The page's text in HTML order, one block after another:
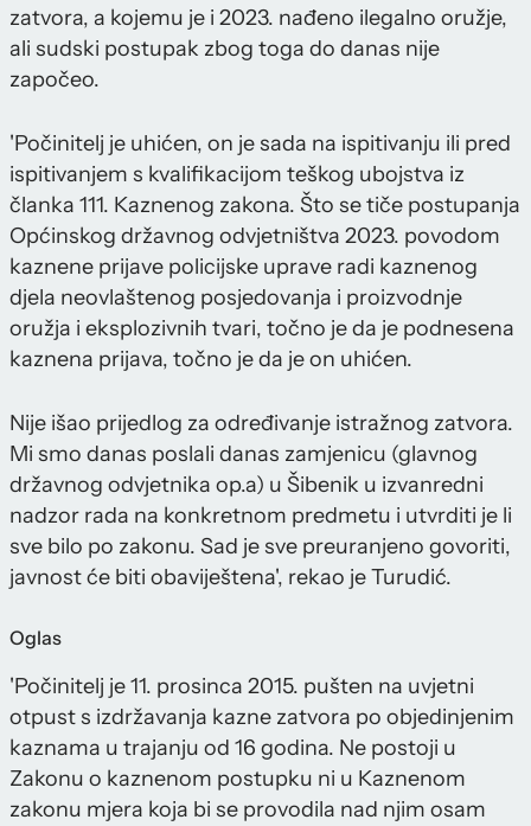
zatvora, a kojemu je i 2023. nađeno ilegalno oružje,
ali sudski postupak zbog toga do danas nije
započeo.
'Počinitelj je uhićen, on je sada na ispitivanju ili pred
ispitivanjem s kvalifikacijom teškog ubojstva iz
članka 111. Kaznenog zakona. Što se tiče postupanja
Općinskog državnog odvjetništva 2023. povodom
kaznene prijave policijske uprave radi kaznenog
djela neovlaštenog posjedovanja i proizvodnje
oružja i eksplozivnih tvari, točno je da je podnesena
kaznena prijava, točno je da je on uhićen.
Nije išao prijedlog za određivanje istražnog zatvora.
Mi smo danas poslali danas zamjenicu (glavnog
državnog odvjetnika op.a) u Šibenik u izvanredni
nadzor rada na konkretnom predmetu i utvrditi je li
sve bilo po zakonu. Sad je sve preuranjeno govoriti,
javnost će biti obaviještena', rekao je Turudić.
Oglas
'Počinitelj je 11. prosinca 2015. pušten na uvjetni
otpust s izdržavanja kazne zatvora po objedinjenim
kaznama u trajanju od 16 godina. Ne postoji u
Zakonu o kaznenom postupku ni u Kaznenom
zakonu mjera koja bi se provodila nad njim osam